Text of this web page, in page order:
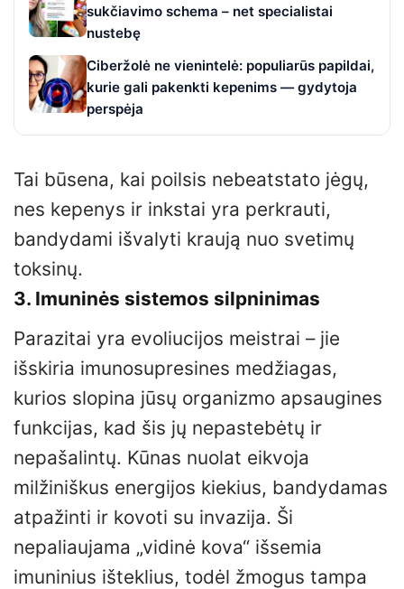
sukčiavimo schema – net specialistai
nustebę
Ciberžolė ne vienintelė: populiarūs papildai,
kurie gali pakenkti kepenims — gydytoja
perspėja
Tai būsena, kai poilsis nebeatstato jėgų,
nes kepenys ir inkstai yra perkrauti,
bandydami išvalyti kraują nuo svetimų
toksinų.
3. Imuninės sistemos silpninimas
Parazitai yra evoliucijos meistrai – jie
išskiria imunosupresines medžiagas,
kurios slopina jūsų organizmo apsaugines
funkcijas, kad šis jų nepastebėtų ir
nepašalintų. Kūnas nuolat eikvoja
milžiniškus energijos kiekius, bandydamas
atpažinti ir kovoti su invazija. Ši
nepaliaujama „vidinė kova“ išsemia
imuninius išteklius, todėl žmogus tampa